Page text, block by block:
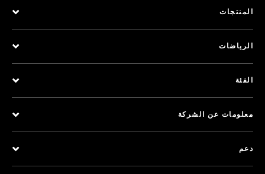
المنتجات
الرياضات
الفئة
معلومات عن الشركة
دعم